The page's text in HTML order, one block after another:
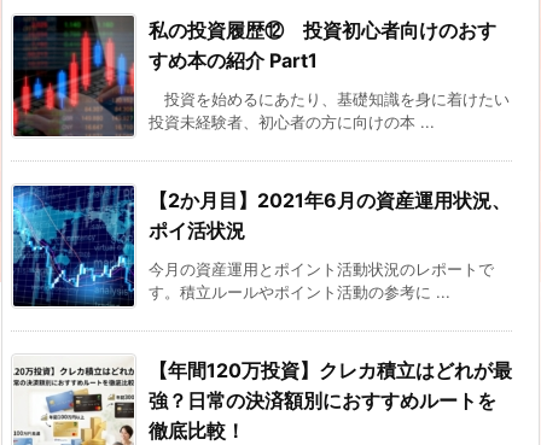
私の投資履歴⑫ 投資初心者向けのおす
すめ本の紹介 Part1
投資を始めるにあたり、基礎知識を身に着けたい
投資未経験者、初心者の方に向けの本 ...
【2か月目】2021年6月の資産運用状況、
ポイ活状況
今月の資産運用とポイント活動状況のレポートで
す。積立ルールやポイント活動の参考に ...
【年間120万投資】クレカ積立はどれが最
強？日常の決済額別におすすめルートを
徹底比較！